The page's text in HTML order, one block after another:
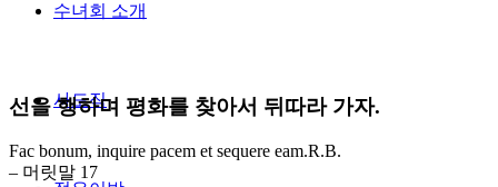
수녀회 소개
사도직
선을 행하며 평화를 찾아서 뒤따라 가자.
Fac bonum, inquire pacem et sequere eam.R.B.
– 머릿말 17